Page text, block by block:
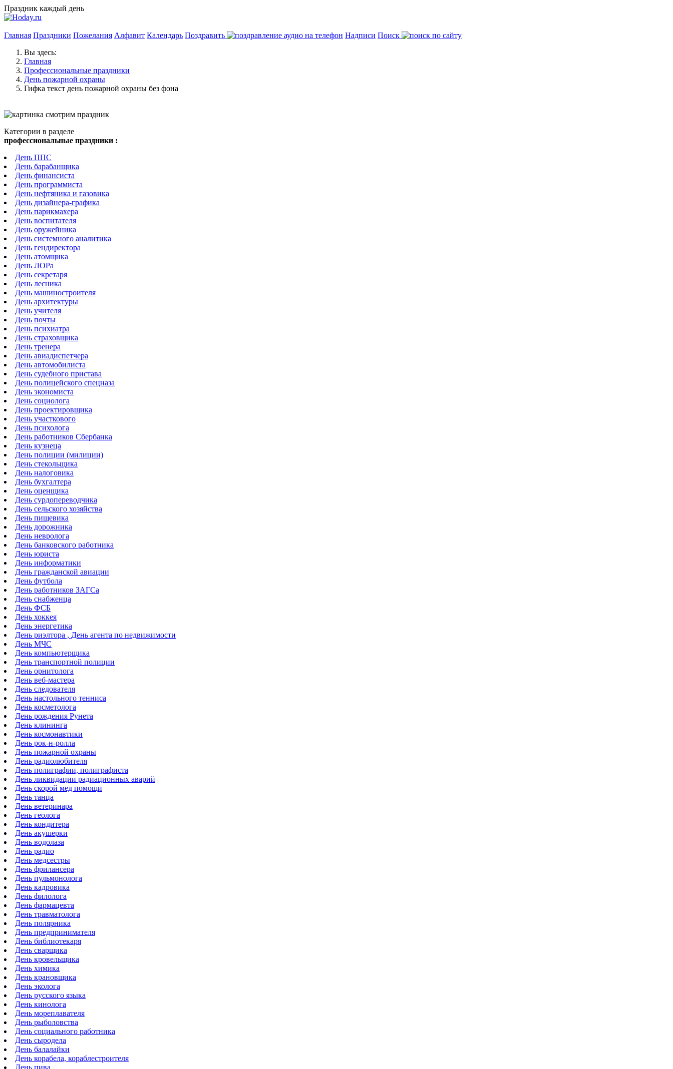
Праздник каждый день
Главная Праздники Пожелания Алфавит Календарь Поздравить Надписи Поиск
Вы здесь:
Главная
Профессиональные праздники
День пожарной охраны
Гифка текст день пожарной охраны без фона
Категории в разделе
профессиональные праздники :
День ППС
День барабанщика
День финансиста
День программиста
День нефтяника и газовика
День дизайнера-графика
День парикмахера
День воспитателя
День оружейника
День системного аналитика
День гендиректора
День атомщика
День ЛОРа
День секретаря
День лесника
День машиностроителя
День архитектуры
День учителя
День почты
День психиатра
День страховщика
День тренера
День авиадиспетчера
День автомобилиста
День судебного пристава
День полицейского спецназа
День экономиста
День социолога
День проектировщика
День участкового
День психолога
День работников Сбербанка
День кузнеца
День полиции (милиции)
День стекольщика
День налоговика
День бухгалтера
День оценщика
День сурдопереводчика
День сельского хозяйства
День пищевика
День дорожника
День невролога
День банковского работника
День юриста
День информатики
День гражданской авиации
День футбола
День работников ЗАГСа
День снабженца
День ФСБ
День хоккея
День энергетика
День риэлтора , День агента по недвижимости
День МЧС
День компьютерщика
День транспортной полиции
День орнитолога
День веб-мастера
День следователя
День настольного тенниса
День косметолога
День рождения Рунета
День клининга
День космонавтики
День рок-н-ролла
День пожарной охраны
День радиолюбителя
День полиграфии, полиграфиста
День ликвидации радиационных аварий
День скорой мед помощи
День танца
День ветеринара
День геолога
День кондитера
День акушерки
День водолаза
День радио
День медсестры
День фрилансера
День пульмонолога
День кадровика
День филолога
День фармацевта
День травматолога
День полярника
День предпринимателя
День библиотекаря
День сварщика
День кровельщика
День химика
День крановщика
День эколога
День русского языка
День кинолога
День мореплавателя
День рыболовства
День социального работника
День сыродела
День балалайки
День корабела, кораблестроителя
День пива